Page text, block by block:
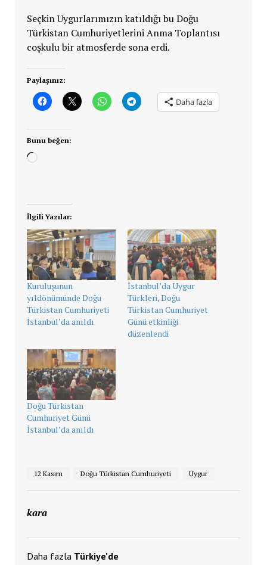
Seçkin Uygurlarımızın katıldığı bu Doğu
Türkistan Cumhuriyetlerini Anma Toplantısı
coşkulu bir atmosferde sona erdi.
Paylaşınız:
Daha fazla
Bunu beğen:
Yükleniyor...
İlgili Yazılar:
Kuruluşunun
yıldönümünde Doğu
Türkistan Cumhuriyeti
İstanbul’da anıldı
İstanbul’da Uygur
Türkleri, Doğu
Türkistan Cumhuriyet
Günü etkinliği
düzenlendi
Doğu Türkistan
Cumhuriyet Günü
İstanbul’da anıldı
12 Kasım Doğu Türkistan Cumhuriyeti Uygur
kara
Daha fazla Türkiye'de